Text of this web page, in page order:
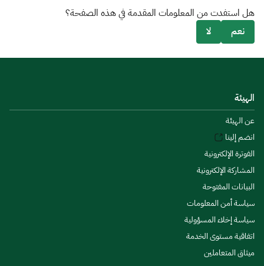
هل استفدت من المعلومات المقدمة في هذه الصفحة؟
نعم
لا
الهيئة
عن الهيئة
انضم إلينا
الفوترة الإلكترونية
المشاركة الإلكترونية
البيانات المفتوحة
سياسة أمن المعلومات
سياسة إخلاء المسؤولية
اتفاقية مستوى الخدمة
ميثاق المتعاملين